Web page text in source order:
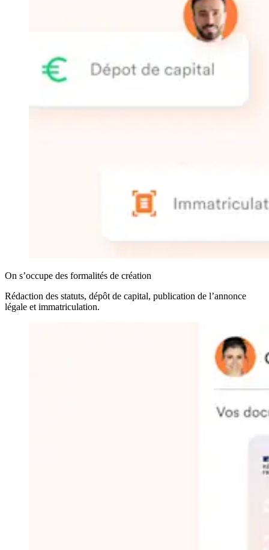
On s’occupe des formalités de création
Rédaction des statuts, dépôt de capital, publication de l’annonce
légale et immatriculation.